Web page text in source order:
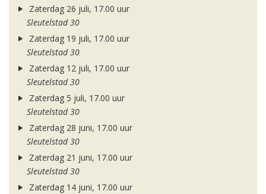
Zaterdag 26 juli, 17.00 uur
Sleutelstad 30
Zaterdag 19 juli, 17.00 uur
Sleutelstad 30
Zaterdag 12 juli, 17.00 uur
Sleutelstad 30
Zaterdag 5 juli, 17.00 uur
Sleutelstad 30
Zaterdag 28 juni, 17.00 uur
Sleutelstad 30
Zaterdag 21 juni, 17.00 uur
Sleutelstad 30
Zaterdag 14 juni, 17.00 uur